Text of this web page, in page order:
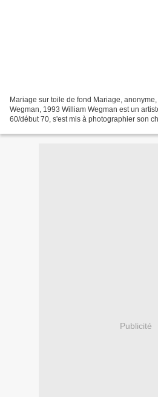
Mariage sur toile de fond Mariage,
Wegman, 1993 William Wegman est un
60/début 70, s'est mis à photographier son
Publicité